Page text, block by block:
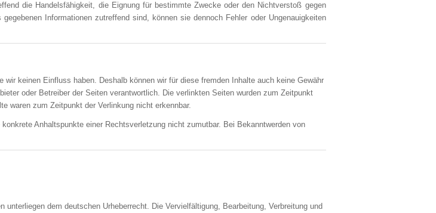
die Handelsfähigkeit, die Eignung für bestimmte Zwecke oder den Nichtverstoß gegen
Informationen zutreffend sind, können sie dennoch Fehler oder Ungenauigkeiten
keinen Einfluss haben. Deshalb können wir für diese fremden Inhalte auch keine Gewähr
oder Betreiber der Seiten verantwortlich. Die verlinkten Seiten wurden zum Zeitpunkt
waren zum Zeitpunkt der Verlinkung nicht erkennbar.
Anhaltspunkte einer Rechtsverletzung nicht zumutbar. Bei Bekanntwerden von
dem deutschen Urheberrecht. Die Vervielfältigung, Bearbeitung, Verbreitung und